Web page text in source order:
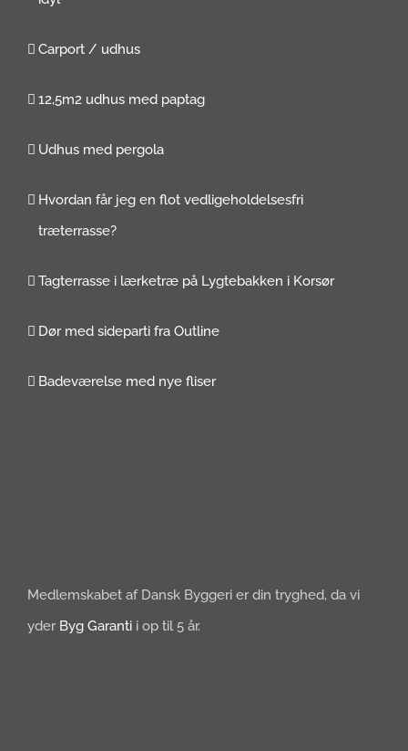
Carport / udhus
12,5m2 udhus med paptag
Udhus med pergola
Hvordan får jeg en flot vedligeholdelsesfri
træterrasse?
Tagterrasse i lærketræ på Lygtebakken i Korsør
Dør med sideparti fra Outline
Badeværelse med nye fliser
Medlemskabet af Dansk Byggeri er din tryghed, da vi
yder Byg Garanti i op til 5 år.